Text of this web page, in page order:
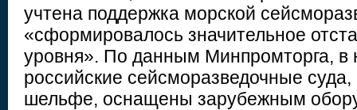
учтена поддержка морской
«сформировалось значительное
уровня». По данным Минпромторга, в
российские сейсморазведочные
шельфе, оснащены зарубежным